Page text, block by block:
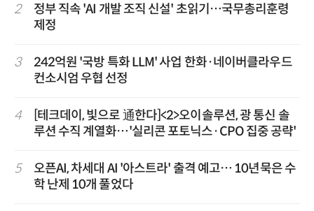
2
정부 직속 'AI 개발 조직 신설' 초읽기…국무총리훈령
제정
3
242억원 '국방 특화 LLM' 사업 한화·네이버클라우드
컨소시엄 우협 선정
4
[테크데이, 빛으로 通한다]<2>오이솔루션, 광 통신 솔
루션 수직 계열화…'실리콘 포토닉스·CPO 집중 공략'
5
오픈AI, 차세대 AI '아스트라' 출격 예고… 10년묵은 수
학 난제 10개 풀었다